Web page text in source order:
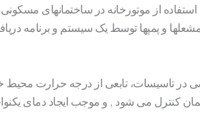
از موتورخانه در ساختمانهای
و پمپها توسط یک سیستم و برنامه
در تاسیسات، تابعی از درجه حرارت
کنترل می شود , و موجب ایجاد دمای